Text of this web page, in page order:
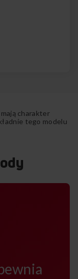
charakter
tego modelu